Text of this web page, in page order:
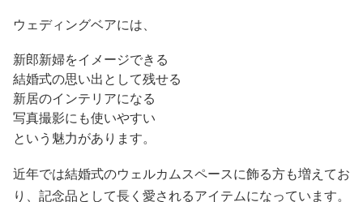
ウェディングベアには、
新郎新婦をイメージできる
結婚式の思い出として残せる
新居のインテリアになる
写真撮影にも使いやすい
という魅力があります。
近年では結婚式のウェルカムスペースに飾る方も増えてお
り、記念品として長く愛されるアイテムになっています。